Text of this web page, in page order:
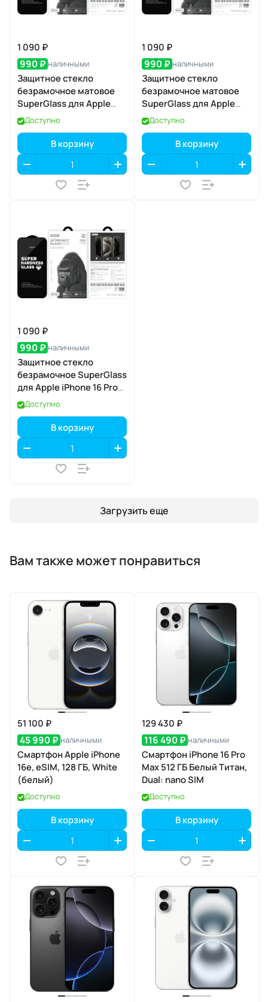
1 090 ₽
990 ₽ наличными
Защитное стекло
безрамочное матовое
SuperGlass для Apple
iPhone 17 Pro
Доступно
В корзину
1 090 ₽
990 ₽ наличными
Защитное стекло
безрамочное матовое
SuperGlass для Apple
iPhone 17 Air
Доступно
В корзину
1 090 ₽
990 ₽ наличными
Защитное стекло
безрамочное SuperGlass
для Apple iPhone 16 Pro
Max / 17 Pro Max
Доступно
В корзину
Загрузить еще
Вам также может понравиться
51 100 ₽
45 990 ₽ наличными
Смартфон Apple iPhone
16e, eSIM, 128 ГБ, White
(белый)
Доступно
В корзину
129 430 ₽
116 490 ₽ наличными
Смартфон iPhone 16 Pro
Max 512 ГБ Белый Титан,
Dual: nano SIM
Доступно
В корзину